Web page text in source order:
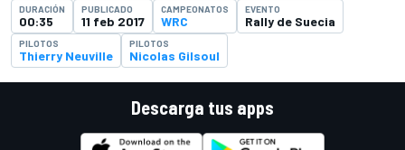
DURACIÓN
00:35
PUBLICADO
11 feb 2017
CAMPEONATOS
WRC
EVENTO
Rally de Suecia
PILOTOS
Thierry Neuville
PILOTOS
Nicolas Gilsoul
Descarga tus apps